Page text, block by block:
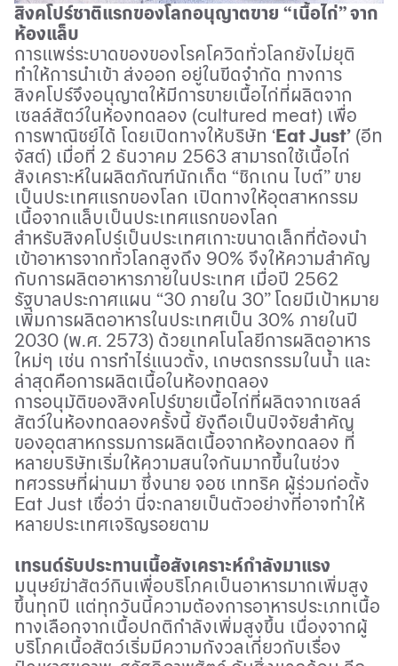
สิงคโปร์ชาติแรกของโลกอนุญาตขาย “เนื้อไก่” จาก
ห้องแล็บ
การแพร่ระบาดของของโรคโควิดทั่วโลกยังไม่ยุติ
ทำให้การนำเข้า ส่งออก อยู่ในขีดจำกัด ทางการ
สิงคโปร์จึงอนุญาตให้มีการขายเนื้อไก่ที่ผลิตจาก
เซลล์สัตว์ในห้องทดลอง (cultured meat) เพื่อ
การพาณิชย์ได้ โดยเปิดทางให้บริษัท ‘Eat Just’ (อีท
จัสต์) เมื่อที่ 2 ธันวาคม 2563 สามารถใช้เนื้อไก่
สังเคราะห์ในผลิตภัณฑ์นักเก็ต “ชิกเกน ไบต์” ขาย
เป็นประเทศแรกของโลก เปิดทางให้อุตสาหกรรม
เนื้อจากแล็บเป็นประเทศแรกของโลก
สำหรับสิงคโปร์เป็นประเทศเกาะขนาดเล็กที่ต้องนำ
เข้าอาหารจากทั่วโลกสูงถึง 90% จึงให้ความสำคัญ
กับการผลิตอาหารภายในประเทศ เมื่อปี 2562
รัฐบาลประกาศแผน “30 ภายใน 30” โดยมีเป้าหมาย
เพิ่มการผลิตอาหารในประเทศเป็น 30% ภายในปี
2030 (พ.ศ. 2573) ด้วยเทคโนโลยีการผลิตอาหาร
ใหม่ๆ เช่น การทำไร่แนวตั้ง, เกษตรกรรมในน้ำ และ
ล่าสุดคือการผลิตเนื้อในห้องทดลอง
การอนุมัติของสิงคโปร์ขายเนื้อไก่ที่ผลิตจากเซลล์
สัตว์ในห้องทดลองครั้งนี้ ยังถือเป็นปัจจัยสำคัญ
ของอุตสาหกรรมการผลิตเนื้อจากห้องทดลอง ที่
หลายบริษัทเริ่มให้ความสนใจกันมากขึ้นในช่วง
ทศวรรษที่ผ่านมา ซึ่งนาย จอช เททริค ผู้ร่วมก่อตั้ง
Eat Just เชื่อว่า นี่จะกลายเป็นตัวอย่างที่อาจทำให้
หลายประเทศเจริญรอยตาม
เทรนด์รับประทานเนื้อสังเคราะห์กำลังมาแรง
มนุษย์ฆ่าสัตว์กินเพื่อบริโภคเป็นอาหารมากเพิ่มสูง
ขึ้นทุกปี แต่ทุกวันนี้ความต้องการอาหารประเภทเนื้อ
ทางเลือกจากเนื้อปกติกำลังเพิ่มสูงขึ้น เนื่องจากผู้
บริโภคเนื้อสัตว์เริ่มมีความกังวลเกี่ยวกับเรื่อง